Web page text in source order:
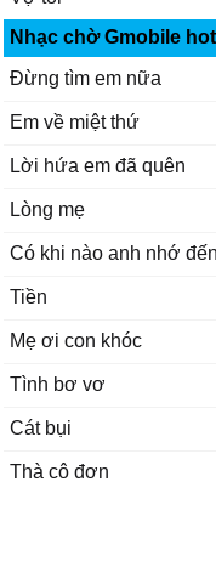
Nhạc chờ Gmobile
Đừng tìm em nữa
Em về miệt thứ
Lời hứa em đã quên
Lòng mẹ
Có khi nào anh nhớ
Tiền
Mẹ ơi con khóc
Tình bơ vơ
Cát bụi
Thà cô đơn